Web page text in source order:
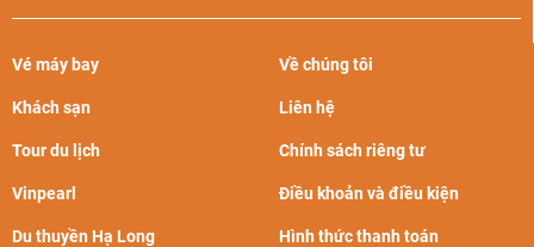
Vé máy bay
Khách sạn
Tour du lịch
Vinpearl
Du thuyền Hạ Long
Về chúng tôi
Liên hệ
Chính sách riêng tư
Điều khoản và điều kiện
Hình thức thanh toán